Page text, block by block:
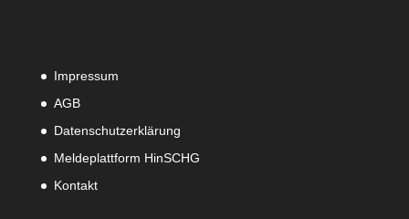
Impressum
AGB
Datenschutzerklärung
Meldeplattform HinSCHG
Kontakt